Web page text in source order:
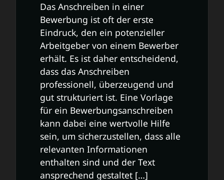
Das Anschreiben in einer
Bewerbung ist oft der erste
Eindruck, den ein potenzieller
Arbeitgeber von einem Bewerber
erhält. Es ist daher entscheidend,
dass das Anschreiben
professionell, überzeugend und
gut strukturiert ist. Eine Vorlage
für ein Bewerbungsanschreiben
kann dabei eine wertvolle Hilfe
sein, um sicherzustellen, dass alle
relevanten Informationen
enthalten sind und der Text
ansprechend gestaltet […]